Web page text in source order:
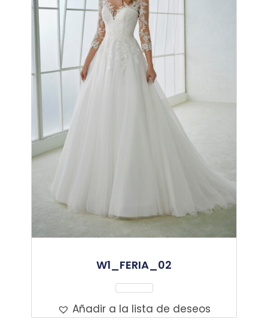
W1_FERIA_02
Leer Más
Añadir a la lista de deseos